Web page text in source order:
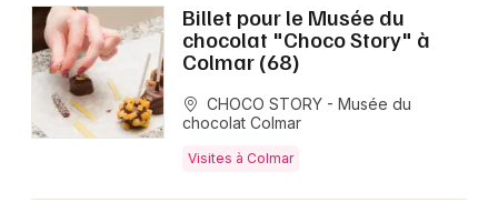
Billet pour le Musée du
chocolat "Choco Story" à
Colmar (68)
CHOCO STORY - Musée du
chocolat Colmar
Visites à Colmar